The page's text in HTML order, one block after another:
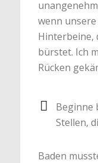
wenn
Hinterbeine,
bürstet. Ich
Rücken
Beginne
Stellen,
Baden